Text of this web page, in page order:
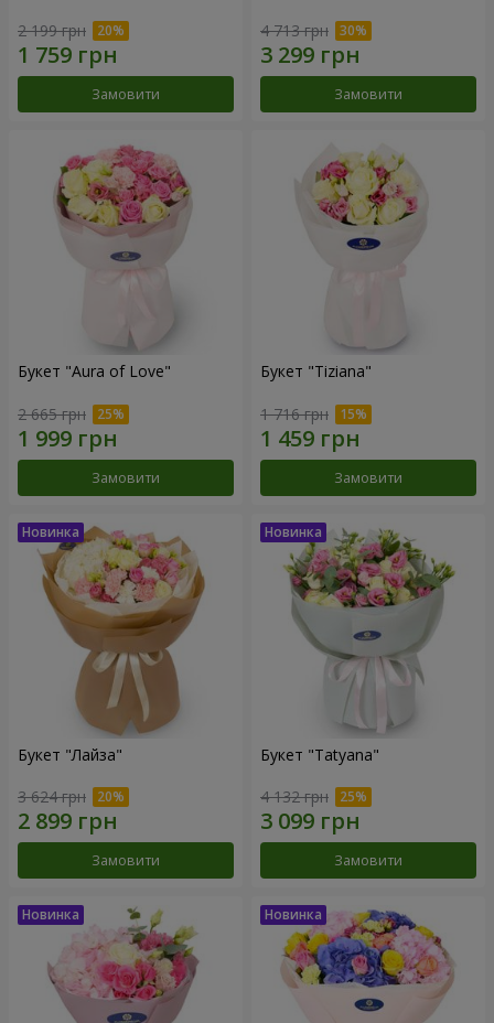
2 199 грн
Замовити
4 713 грн
Замовити
Букет "Aura of Love"
2 665 грн
Замовити
Букет "Tiziana"
1 716 грн
Замовити
Букет "Лайза"
3 624 грн
Замовити
Букет "Tatyana"
4 132 грн
Замовити